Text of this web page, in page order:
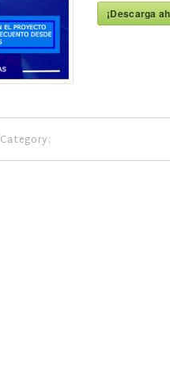
¡Descarga
Category: